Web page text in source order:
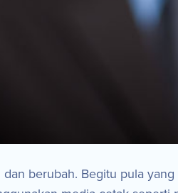
berubah. Begitu pula